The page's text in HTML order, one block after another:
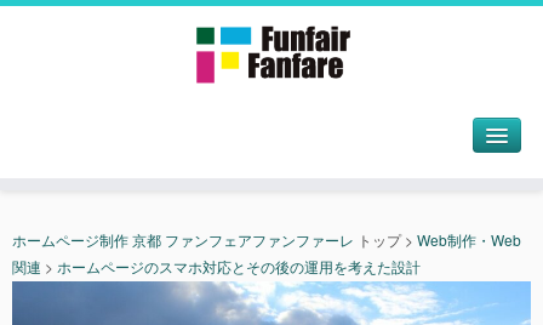
ホームページ制作 京都 ファンフェアファンファーレ トップ> Web制作・Web
関連 > ホームページのスマホ対応とその後の運用を考えた設計